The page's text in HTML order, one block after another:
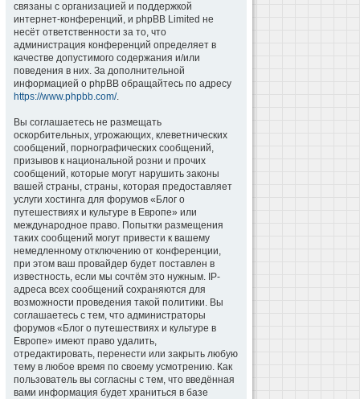
связаны с организацией и поддержкой
интернет-конференций, и phpBB Limited не
несёт ответственности за то, что
администрация конференций определяет в
качестве допустимого содержания и/или
поведения в них. За дополнительной
информацией о phpBB обращайтесь по адресу
https://www.phpbb.com/.
Вы соглашаетесь не размещать
оскорбительных, угрожающих, клеветнических
сообщений, порнографических сообщений,
призывов к национальной розни и прочих
сообщений, которые могут нарушить законы
вашей страны, страны, которая предоставляет
услуги хостинга для форумов «Блог о
путешествиях и культуре в Европе» или
международное право. Попытки размещения
таких сообщений могут привести к вашему
немедленному отключению от конференции,
при этом ваш провайдер будет поставлен в
известность, если мы сочтём это нужным. IP-
адреса всех сообщений сохраняются для
возможности проведения такой политики. Вы
соглашаетесь с тем, что администраторы
форумов «Блог о путешествиях и культуре в
Европе» имеют право удалить,
отредактировать, перенести или закрыть любую
тему в любое время по своему усмотрению. Как
пользователь вы согласны с тем, что введённая
вами информация будет храниться в базе